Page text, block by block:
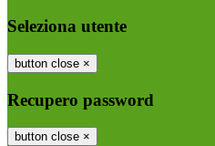
Seleziona utente
button close ×
Recupero password
button close ×